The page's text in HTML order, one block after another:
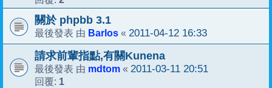
關於 phpbb 3.1
最後發表 由 Barlos « 2011-04-12 16:33
請求前輩指點,有關Kunena
最後發表 由 mdtom « 2011-03-11 20:51
回覆: 1